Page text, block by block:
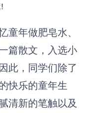
童年做肥皂水、
篇散文，入选小
此，同学们除了
快乐的童年生
清新的笔触以及